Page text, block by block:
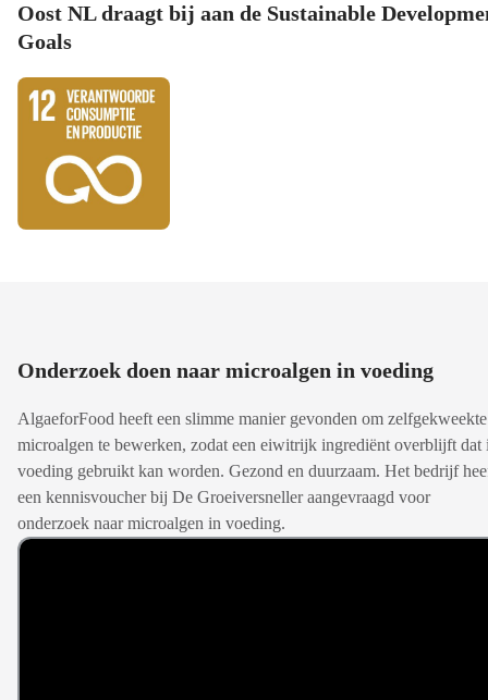
Oost NL draagt bij aan de Sustainable
Goals
Onderzoek doen naar microalgen in voeding
AlgaeforFood heeft een slimme manier gevonden om zelfgekweekte
microalgen te bewerken, zodat een eiwitrijk ingrediënt overblijft dat
voeding gebruikt kan worden. Gezond en duurzaam. Het bedrijf
een kennisvoucher bij De Groeiversneller aangevraagd voor
onderzoek naar microalgen in voeding.